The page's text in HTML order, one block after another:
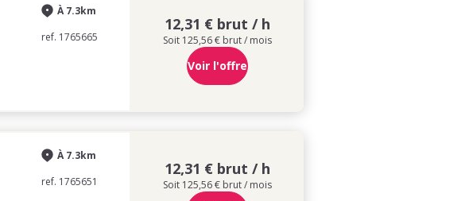
À 7.3km
ref. 1765665
12,31 € brut / h
Soit 125,56 € brut / mois
Voir l'offre
À 7.3km
ref. 1765651
12,31 € brut / h
Soit 125,56 € brut / mois